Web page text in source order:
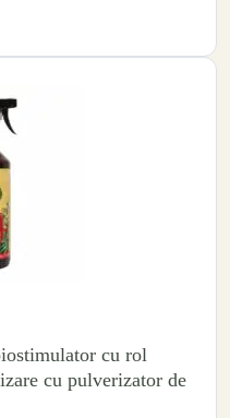
cu rol
cu pulverizator de